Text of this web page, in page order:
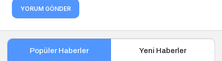
YORUM GÖNDER
Popüler Haberler Yeni Haberler